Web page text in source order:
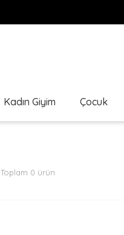
Kadın Giyim Çocuk
Toplam 0 ürün